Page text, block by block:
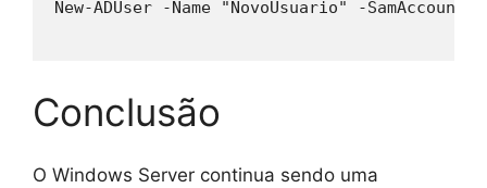
New-ADUser -Name "NovoUsuario" -
Conclusão
O Windows Server continua sendo uma